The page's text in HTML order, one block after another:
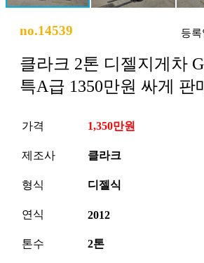
no.14539 등록
클라크 2톤 디젤지게차
특A급 1350만원 싸게 판
가격 1,350만원
제조사 클라크
형식 디젤식
연식 2012
톤수 2톤